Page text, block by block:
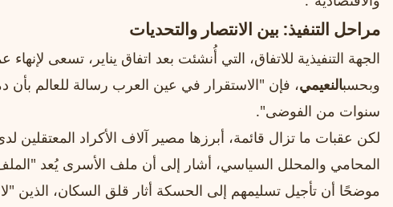
مراحل التنفيذ: بين الانتصار والتحديات
الجهة التنفيذية للاتفاق، التي أُنشئت بعد اتفاق يناير، تسعى
وبحسبالنعيمي، فإن "الاستقرار في عين العرب رسالة للعالم
سنوات من الفوضى".
لكن عقبات ما تزال قائمة، أبرزها مصير آلاف الأكراد المعتقلين
المحامي والمحلل السياسي، أشار إلى أن ملف الأسرى يُعد "الملف
موضحًا أن تأجيل تسليمهم إلى الحسكة أثار قلق السكان، الذين